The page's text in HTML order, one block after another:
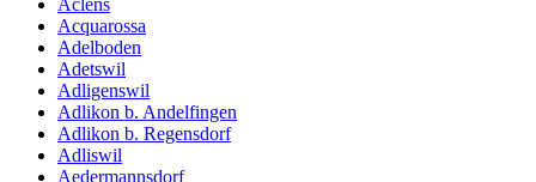
Acquarossa
Adelboden
Adetswil
Adligenswil
Adlikon b. Andelfingen
Adlikon b. Regensdorf
Adliswil
Aedermannsdorf